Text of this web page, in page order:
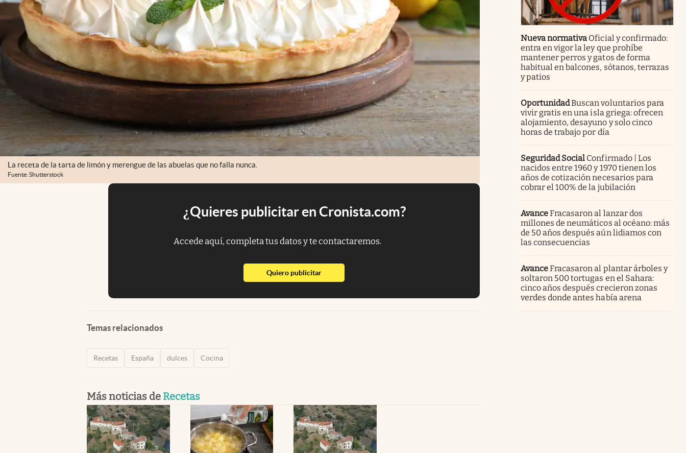
La receta de la tarta de limón y merengue de las abuelas que no falla nunca.
Fuente: Shutterstock
¿Quieres publicitar en Cronista.com?
Accede aquí, completa tus datos y te contactaremos.
Quiero publicitarabre en nueva pestaña
Temas relacionados
Recetas España dulces Cocina
Más noticias de Recetas
Nueva normativa Oficial y confirmado:
entra en vigor la ley que prohíbe
mantener perros y gatos de forma
habitual en balcones, sótanos, terrazas
y patios
OportunidadBuscan voluntarios para
vivir gratis en una isla griega: ofrecen
alojamiento, desayuno y solo cinco
horas de trabajo por día
Seguridad Social Confirmado | Los
nacidos entre 1960 y 1970 tienen los
años de cotización necesarios para
cobrar el 100% de la jubilación
AvanceFracasaron al lanzar dos
millones de neumáticos al océano: más
de 50 años después aún lidiamos con
las consecuencias
AvanceFracasaron al plantar árboles y
soltaron 500 tortugas en el Sahara:
cinco años después crecieron zonas
verdes donde antes había arena